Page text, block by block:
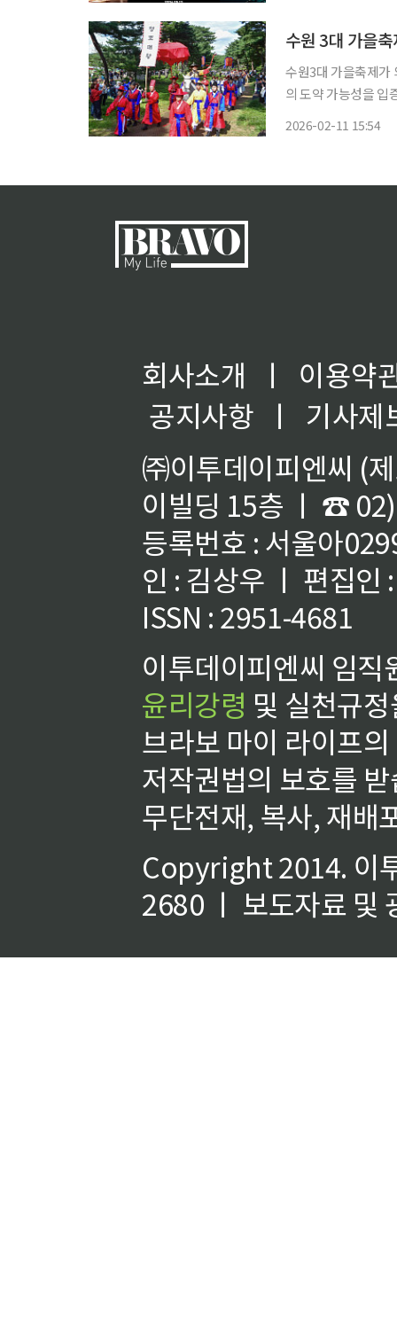
수원 3대 가을
수원3대 가을축제가
의 도약 가능성을 입증했다. 11일 수원시정연구원이 최근 발간한
2026-02-11 15:54
회사소개 ㅣ
이용약
공지사항
ㅣ
기사제
㈜이투데이피엔씨 (
이빌딩 15층 ㅣ ☎
등록번호 : 서울아
인 : 김상우 ㅣ 편집인
ISSN : 2951-4681
이투데이피엔씨 임
윤리강령 및 실천규
브라보 마이 라이프
저작권법의 보호를
무단전재, 복사, 재배
Copyright 2014. 이
2680 ㅣ 보도자료